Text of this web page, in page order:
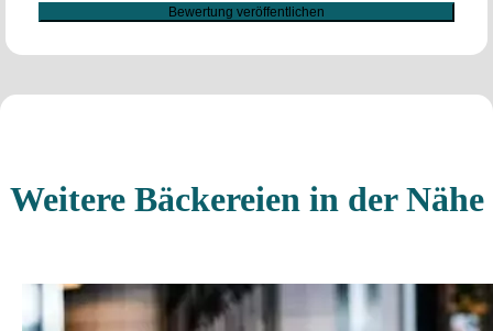
Weitere Bäckereien in der Nähe